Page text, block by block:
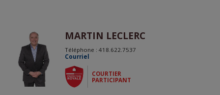
MARTIN LECLERC
Téléphone : 418.622.7537
Courriel
COURTIER
PARTICIPANT